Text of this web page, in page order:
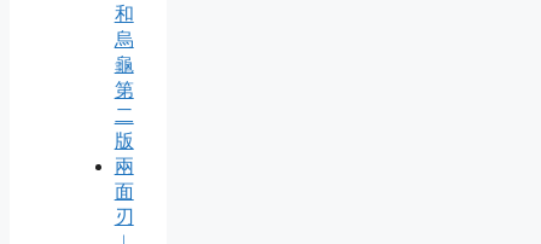
和
烏
龜
第
二
版
兩
面
刃